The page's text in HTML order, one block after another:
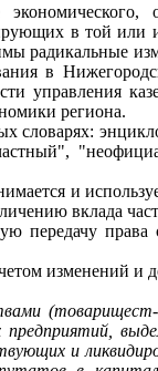
в той или
радикальные
в
управления
региона.
словарях:
и
вклада
права
изме­нений и
и